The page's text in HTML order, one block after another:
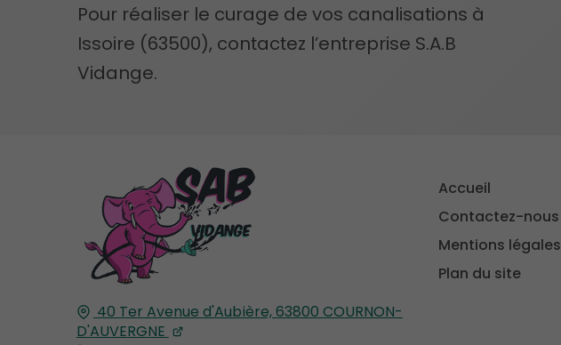
Pour réaliser le curage de vos canalisations à
Issoire (63500), contactez l’entreprise S.A.B
Vidange.
40 Ter Avenue d'Aubière,63800 COURNON-
D'AUVERGNE
Accueil
Contactez-nous
Mentions légales
Plan du site